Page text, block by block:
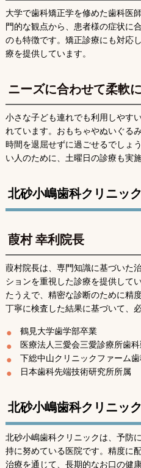
大学で歯科矯正学を修めた歯科医
門的な観点から、患者様の症状に
のも特徴です。矯正診療にも対応
療を提供しています。
ニーズに合わせて柔軟
小さな子ども連れでも利用しやす
れています。おもちゃやぬいぐる
時間を退屈せずに過ごせるでしょ
い人のために、土曜日の診療も実
北砂小嶋歯科クリニッ
葭村 幸利院長
葭村院長は、専門知識に基づいた
ションを重視した診療を提供して
たうえで、精密な診断のために精
丁寧に検査した結果に基づいて、
鶴見大学歯学部卒業
医療法人三愛会三愛診療所歯
下総中山クリニックファーム
日本歯科先端技術研究所所属
北砂小嶋歯科クリニッ
北砂小嶋歯科クリニックは、予防
持に努めている医院です。精度に
治療を通じて、長期的なお口の健